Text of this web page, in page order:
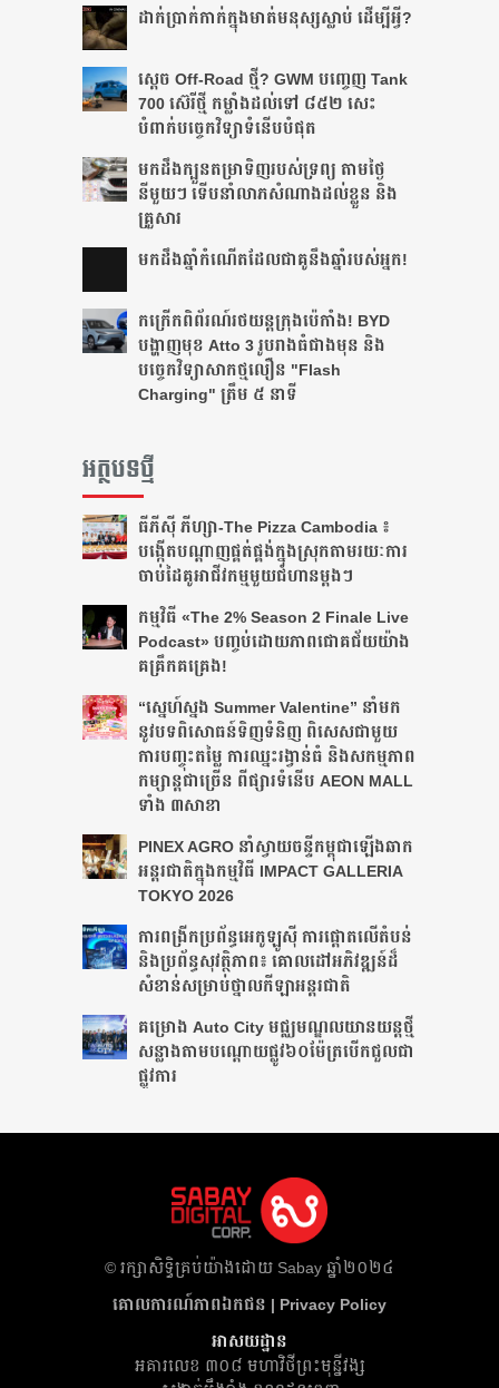
ដាក់​ប្រាក់​កាក់​ក្នុង​មាត់​មនុស្ស​ស្លាប់ ដើម្បី​អ្វី?
ស្តេច Off-Road ថ្មី? GWM បញ្ចេញ Tank
700 ស៊េរីថ្មី កម្លាំងដល់ទៅ ៨៥២ សេះ
បំពាក់បច្ចេកវិទ្យាទំនើបបំផុត
មកដឹងក្បួនតម្រាទិញរបស់ទ្រព្យ តាមថ្ងៃ
នីមួយៗ ទើបនាំលាភសំណាងដល់ខ្លួន និង
គ្រួសារ
មក​ដឹងឆ្នាំ​កំណើត​ដែល​ជា​គូ​នឹង​ឆ្នាំ​របស់​អ្នក!​
កក្រើកពិព័រណ៍រថយន្តក្រុងប៉េកាំង! BYD
បង្ហាញមុខ Atto 3 រូបរាងធំជាងមុន និង
បច្ចេកវិទ្យាសាកថ្មលឿន "Flash
Charging" ត្រឹម ៥ នាទី
អត្ថបទថ្មី
ធីភីស៊ី ភីហ្សា-The Pizza Cambodia ៖
បង្កើត​បណ្តាញ​ផ្គត់ផ្គង់​ក្នុង​ស្រុក​តាមរយៈ​ការ​
ចាប់​ដៃ​គូ​អាជីវកម្ម​មួយ​ជំហាន​ម្តងៗ​
កម្មវិធី «The 2% Season 2 Finale Live
Podcast» បញ្ចប់ដោយភាពជោគជ័យយ៉ាង
គគ្រឹកគគ្រេង!
“ស្នេហ៍ស្នង Summer Valentine” នាំមក
នូវបទពិសោធន៍ទិញទំនិញ ពិសេសជាមួយ
ការបញ្ចុះតម្លៃ ការឈ្នះរង្វាន់ធំ និងសកម្មភាព
កម្សាន្តជាច្រើន ពីផ្សារទំនើប AEON MALL
ទាំង ៣សាខា
PINEX AGRO នាំ​ស្វាយចន្ទី​កម្ពុជា​ឡើង​ឆាក​
អន្តរជាតិ​​ក្នុង​កម្មវិធី​ IMPACT GALLERIA
TOKYO 2026
ការពង្រីកប្រព័ន្ធអេកូឡូស៊ី ការផ្តោតលើតំបន់
និងប្រព័ន្ធសុវត្ថិភាព៖ គោលដៅអភិវឌ្ឍន៍ដ៏
សំខាន់សម្រាប់ថ្នាលកីឡាអន្តរជាតិ
គម្រោង Auto City មជ្ឈមណ្ឌលយានយន្តថ្មី
សន្លាង​តាមបណ្តោយផ្លូវ​​៦០ម៉ែត្រ​បើកជួលជា
ផ្លូវការ
​© រក្សា​សិទ្ធិ​គ្រប់​យ៉ាង​ដោយ​ Sabay ឆ្នាំ​២០២៤
គោលការណ៍​ភាព​ឯកជន | Privacy Policy
អាសយដ្ឋាន
អគារ​លេខ ៣០៨ មហាវិថីព្រះមុន្នីវង្ស